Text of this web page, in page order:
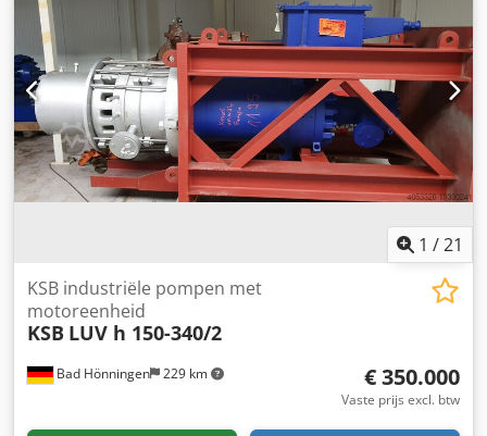
1 /21
Bad Hönningen 229 km
KSB industriële pompen met
motoreenheid
KSB LUV h 150-340/2
€ 350.000
Vaste prijs excl. btw